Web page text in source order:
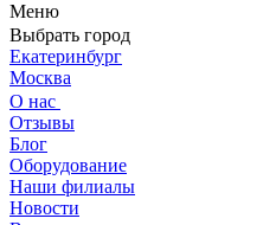
Меню
Выбрать город
Екатеринбург
Москва
О нас
Отзывы
Блог
Оборудование
Наши филиалы
Новости